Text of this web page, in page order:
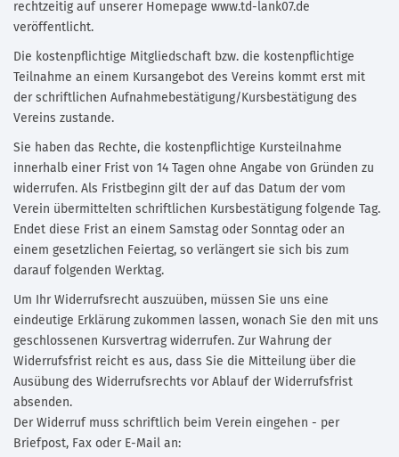
rechtzeitig auf unserer Homepage www.td-lank07.de
veröffentlicht.
Die kostenpflichtige Mitgliedschaft bzw. die kostenpflichtige
Teilnahme an einem Kursangebot des Vereins kommt erst mit
der schriftlichen Aufnahmebestätigung/Kursbestätigung des
Vereins zustande.
Sie haben das Rechte, die kostenpflichtige Kursteilnahme
innerhalb einer Frist von 14 Tagen ohne Angabe von Gründen zu
widerrufen. Als Fristbeginn gilt der auf das Datum der vom
Verein übermittelten schriftlichen Kursbestätigung folgende Tag.
Endet diese Frist an einem Samstag oder Sonntag oder an
einem gesetzlichen Feiertag, so verlängert sie sich bis zum
darauf folgenden Werktag.
Um Ihr Widerrufsrecht auszuüben, müssen Sie uns eine
eindeutige Erklärung zukommen lassen, wonach Sie den mit uns
geschlossenen Kursvertrag widerrufen. Zur Wahrung der
Widerrufsfrist reicht es aus, dass Sie die Mitteilung über die
Ausübung des Widerrufsrechts vor Ablauf der Widerrufsfrist
absenden.
Der Widerruf muss schriftlich beim Verein eingehen - per
Briefpost, Fax oder E-Mail an: